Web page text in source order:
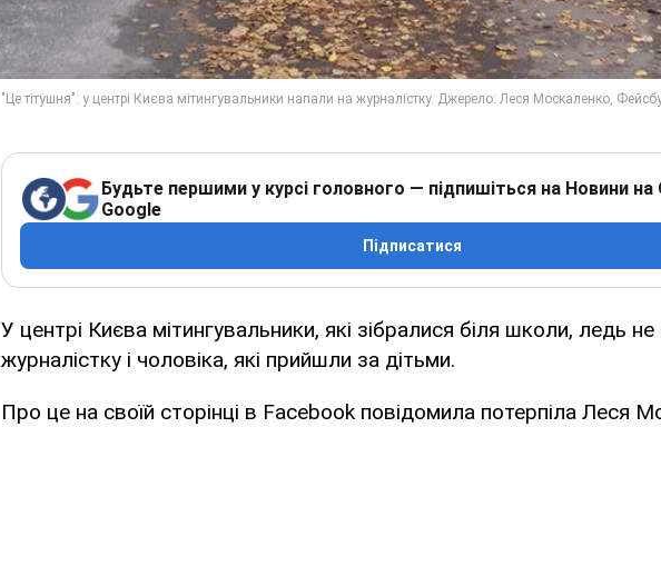
Будьте першими у курсі головного — підпишіться на Новини на
Google
Підписатися
У центрі Києва мітингувальники, які зібралися біля школи, ледь
журналістку і чоловіка, які прийшли за дітьми.
Про це на своїй сторінці в Facebook повідомила потерпіла Леся